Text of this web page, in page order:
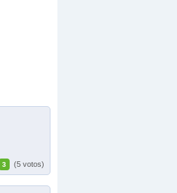
3 (5 votos)